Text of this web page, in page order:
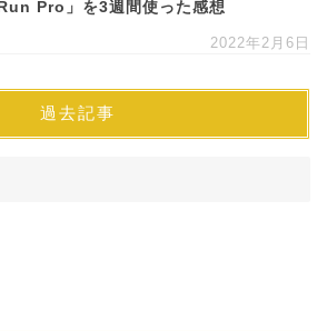
Pro」を3週間使った感想
2022年2月6日
過去記事